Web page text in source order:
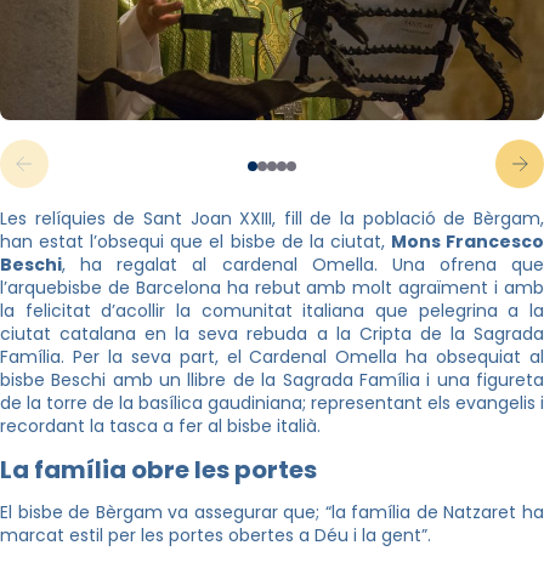
Les relíquies de Sant Joan XXIII, fill de la població de Bèrgam,
han estat l’obsequi que el bisbe de la ciutat, Mons Francesco
Beschi, ha regalat al cardenal Omella. Una ofrena que
l’arquebisbe de Barcelona ha rebut amb molt agraïment i amb
la felicitat d’acollir la comunitat italiana que pelegrina a la
ciutat catalana en la seva rebuda a la Cripta de la Sagrada
Família. Per la seva part, el Cardenal Omella ha obsequiat al
bisbe Beschi amb un llibre de la Sagrada Família i una figureta
de la torre de la basílica gaudiniana; representant els evangelis i
recordant la tasca a fer al bisbe italià.
La família obre les portes
El bisbe de Bèrgam va assegurar que; “la família de Natzaret ha
marcat estil per les portes obertes a Déu i la gent”.